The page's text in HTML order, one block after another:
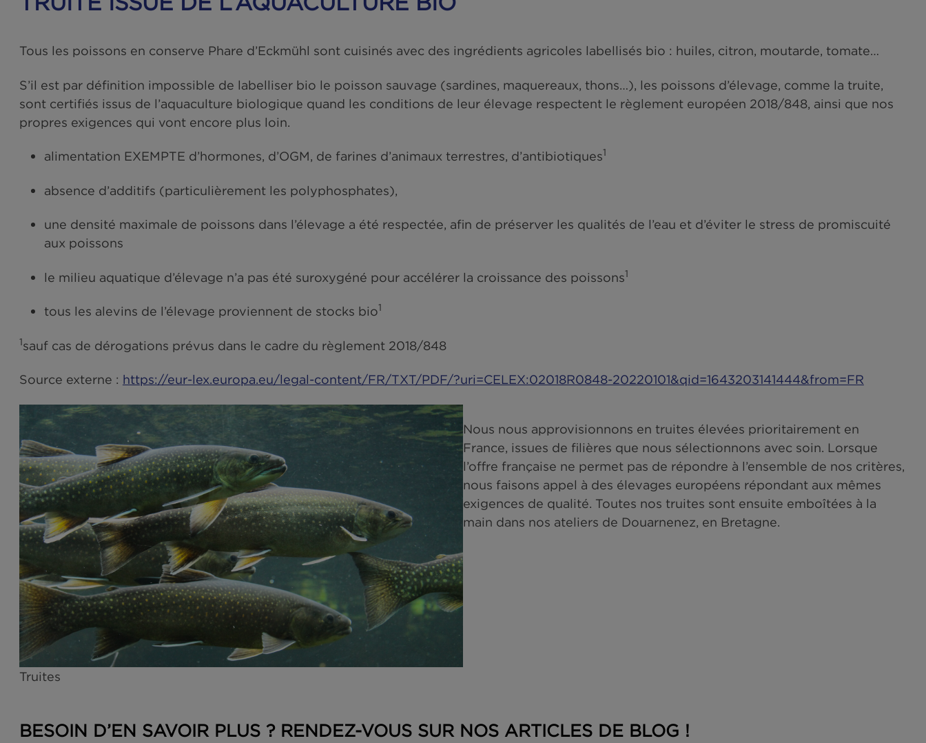
Tous les poissons en conserve Phare d’Eckmühl sont cuisinés avec des ingrédients agricoles labellisés bio : huiles, citron, moutarde,
S’il est par définition impossible de labelliser bio le poisson sauvage (sardines, maquereaux, thons…), les poissons d’élevage,
sont certifiés issus de l’aquaculture biologique quand les conditions de leur élevage respectent le règlement européen 2018/848,
absence d’additifs (particulièrement les polyphosphates),
une densité maximale de poissons dans l’élevage a été respectée, afin de préserver les qualités de l’eau et d’éviter le stress de
aux poissons
le milieu aquatique d’élevage n’a pas été suroxygéné pour accélérer la croissance des poissons
tous les alevins de l’élevage proviennent de stocks bio1
1 sauf cas de dérogations prévus dans le cadre du règlement 2018/848
Source externe :https://eur-lex.europa.eu/legal-content/FR/TXT/PDF/?uri=CELEX:02018R0848-
Nous nous approvisionnons en truites élevées
France, issues de filières que nous sélectionnons avec soin.